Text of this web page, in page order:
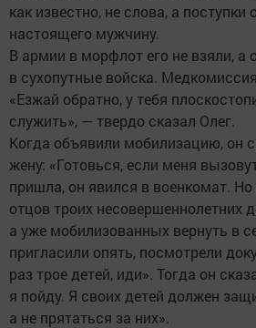
как известно, не слова, а поступки
настоящего мужчину.
В армии в морфлот его не взяли, а
в сухопутные войска.
«Езжай обратно, у тебя
служить», — твердо сказал Олег.
Когда объявили мобилизацию, он
жену: «Готовься, если меня
пришла, он явился в военкомат.
отцов троих несовершеннолетних
а уже мобилизованных вернуть в
пригласили опять, посмотрели
раз трое детей, иди». Тогда он
я пойду. Я своих детей должен
а не прятаться за них».